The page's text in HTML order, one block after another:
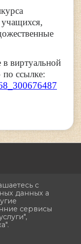
в виртуальной
ссылке:
данных
с
данных а
сервисы